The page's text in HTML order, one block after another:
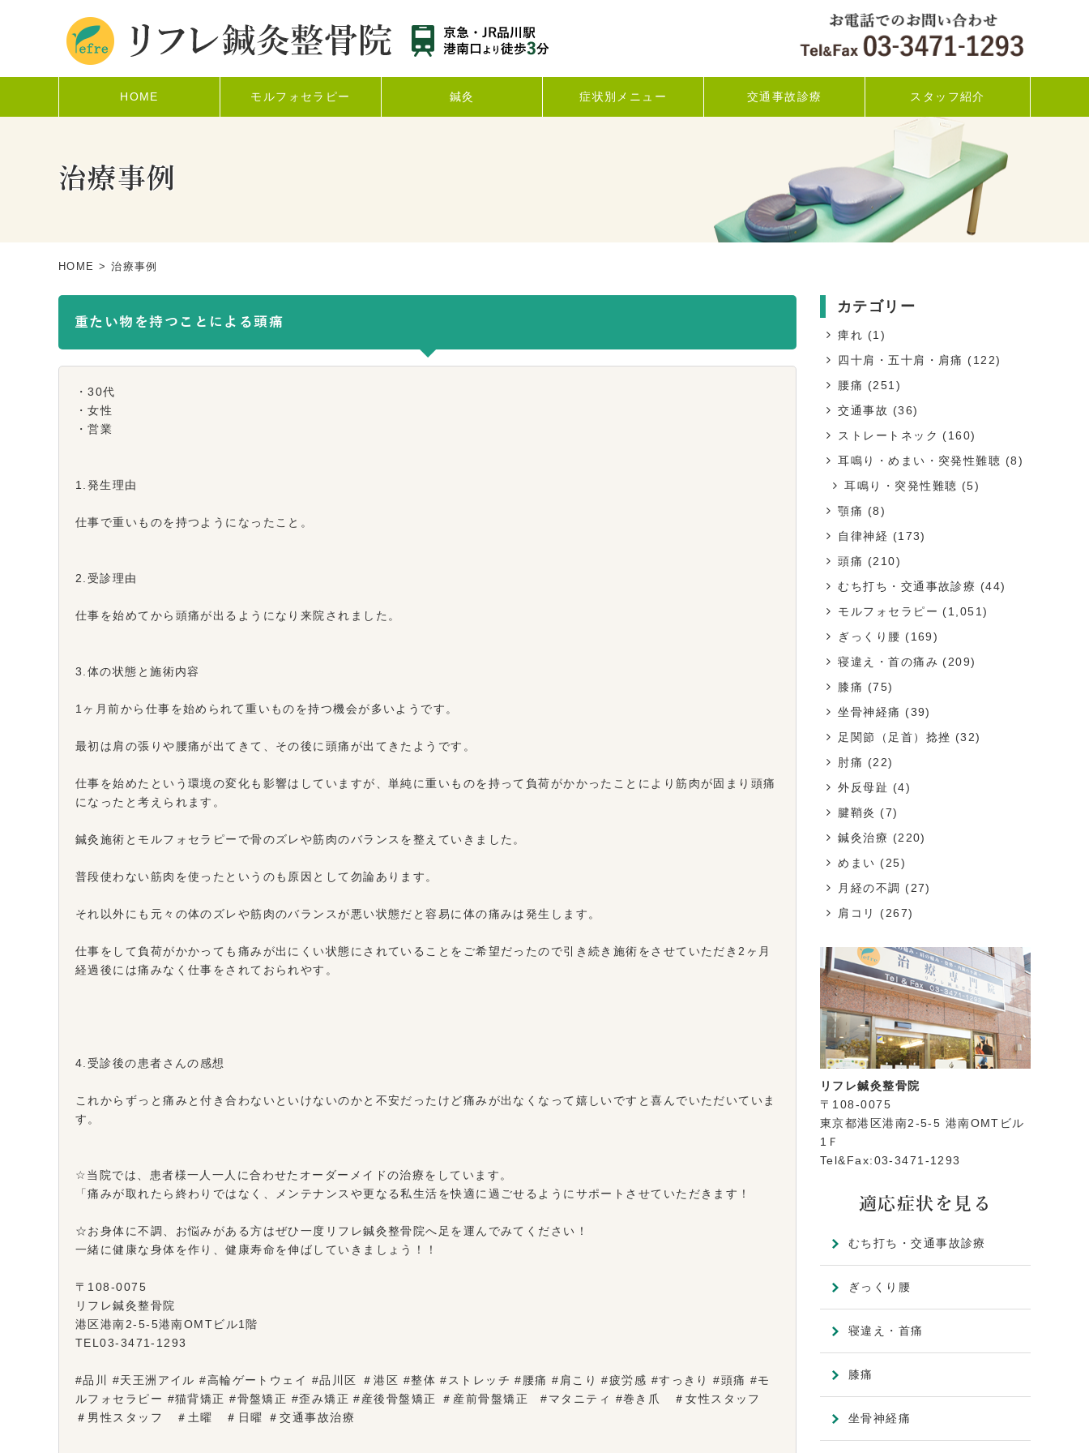
HOME モルフォセラピー 鍼灸 症状別メニュー 交通事故診療 スタッフ紹介
治療事例
HOME > 治療事例
重たい物を持つことによる頭痛
・30代
・女性
・営業
1.発生理由
仕事で重いものを持つようになったこと。
2.受診理由
仕事を始めてから頭痛が出るようになり来院されました。
3.体の状態と施術内容
1ヶ月前から仕事を始められて重いものを持つ機会が多いようです。
最初は肩の張りや腰痛が出てきて、その後に頭痛が出てきたようです。
仕事を始めたという環境の変化も影響はしていますが、単純に重いものを持って負荷がかかったことにより筋肉が固まり頭痛
になったと考えられます。
鍼灸施術とモルフォセラピーで骨のズレや筋肉のバランスを整えていきました。
普段使わない筋肉を使ったというのも原因として勿論あります。
それ以外にも元々の体のズレや筋肉のバランスが悪い状態だと容易に体の痛みは発生します。
仕事をして負荷がかかっても痛みが出にくい状態にされていることをご希望だったので引き続き施術をさせていただき2ヶ月
経過後には痛みなく仕事をされておられやす。
4.受診後の患者さんの感想
これからずっと痛みと付き合わないといけないのかと不安だったけど痛みが出なくなって嬉しいですと喜んでいただいていま
す。
☆当院では、患者様一人一人に合わせたオーダーメイドの治療をしています。
「痛みが取れたら終わりではなく、メンテナンスや更なる私生活を快適に過ごせるようにサポートさせていただきます！
☆お身体に不調、お悩みがある方はぜひ一度リフレ鍼灸整骨院へ足を運んでみてください！
一緒に健康な身体を作り、健康寿命を伸ばしていきましょう！！
〒108-0075
リフレ鍼灸整骨院
港区港南2-5-5港南OMTビル1階
TEL03-3471-1293
#品川 #天王洲アイル #高輪ゲートウェイ #品川区 ＃港区 #整体 #ストレッチ #腰痛 #肩こり #疲労感 #すっきり #頭痛 #モ
ルフォセラピー #猫背矯正 #骨盤矯正 #歪み矯正 #産後骨盤矯正 ＃産前骨盤矯正 #マタニティ #巻き爪 ＃女性スタッフ
＃男性スタッフ ＃土曜 ＃日曜 ＃交通事故治療
カテゴリー
痺れ (1)
四十肩・五十肩・肩痛 (122)
腰痛 (251)
交通事故 (36)
ストレートネック (160)
耳鳴り・めまい・突発性難聴 (8)
耳鳴り・突発性難聴 (5)
顎痛 (8)
自律神経 (173)
頭痛 (210)
むち打ち・交通事故診療 (44)
モルフォセラピー (1,051)
ぎっくり腰 (169)
寝違え・首の痛み (209)
膝痛 (75)
坐骨神経痛 (39)
足関節（足首）捻挫 (32)
肘痛 (22)
外反母趾 (4)
腱鞘炎 (7)
鍼灸治療 (220)
めまい (25)
月経の不調
(27)
肩コリ
(267)
リフレ鍼灸整骨院
〒108-0075
東京都港区港南2-5-5 港南OMTビル
1Ｆ
Tel&Fax:03-3471-1293
適応症状を見る
むち打ち・交通事故診療
ぎっくり腰
寝違え・首痛
膝痛
坐骨神経痛